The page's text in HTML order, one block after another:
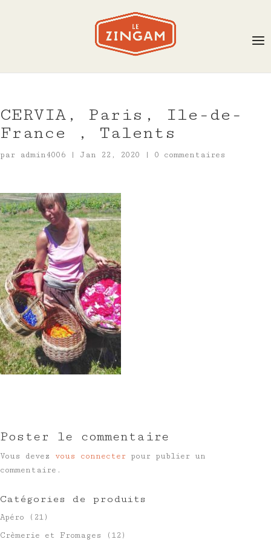
CERVIA, Paris, Ile-de-
France , Talents
par admin4006 | Jan 22, 2020 | 0 commentaires
Poster le commentaire
Vous devez vous connecter pour publier un
commentaire.
Catégories de produits
Apéro
(21)
Crèmerie et Fromages
(12)